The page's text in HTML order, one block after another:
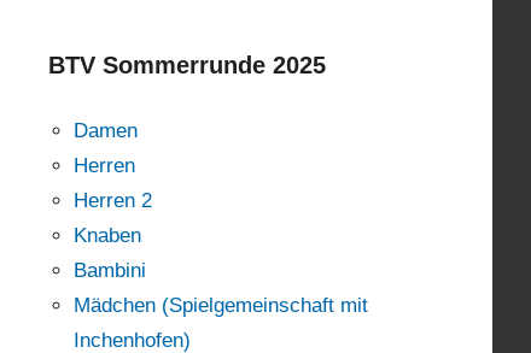
BTV Sommerrunde 2025
Damen
Herren
Herren 2
Knaben
Bambini
Mädchen (Spielgemeinschaft mit
Inchenhofen)